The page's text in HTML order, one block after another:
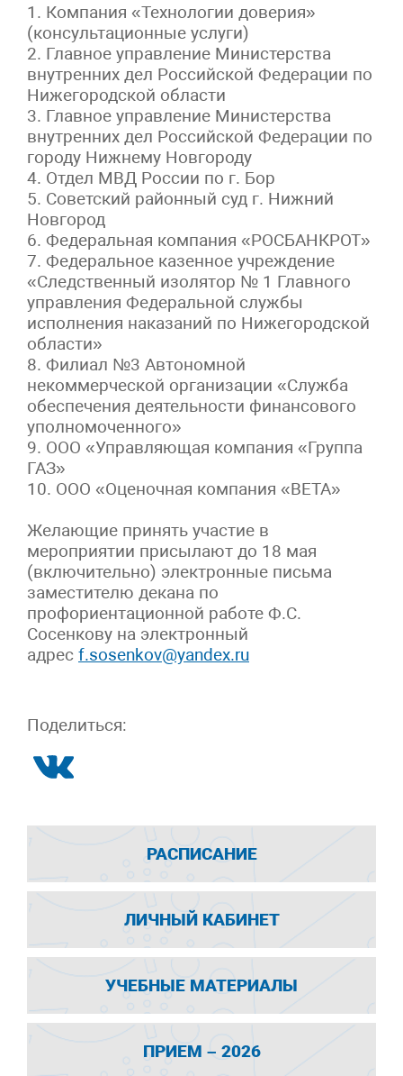
1. Компания «Технологии доверия»
(консультационные услуги)
2. Главное управление Министерства
внутренних дел Российской Федерации по
Нижегородской области
3. Главное управление Министерства
внутренних дел Российской Федерации по
городу Нижнему Новгороду
4. Отдел МВД России по г. Бор
5. Советский районный суд г. Нижний
Новгород
6. Федеральная компания «РОСБАНКРОТ»
7. Федеральное казенное учреждение
«Следственный изолятор № 1 Главного
управления Федеральной службы
исполнения наказаний по Нижегородской
области»
8. Филиал №3 Автономной
некоммерческой организации «Служба
обеспечения деятельности финансового
уполномоченного»
9. ООО «Управляющая компания «Группа
ГАЗ»
10. ООО «Оценочная компания «ВЕТА»
Желающие принять участие в
мероприятии присылают до 18 мая
(включительно) электронные письма
заместителю декана по
профориентационной работе Ф.С.
Сосенкову на электронный
адрес f.sosenkov@yandex.ru
Поделиться:
РАСПИСАНИЕ
ЛИЧНЫЙ КАБИНЕТ
УЧЕБНЫЕ МАТЕРИАЛЫ
ПРИЕМ – 2026